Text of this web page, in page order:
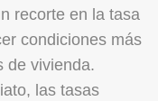
recorte en la tasa
condiciones más
de vivienda.
las tasas